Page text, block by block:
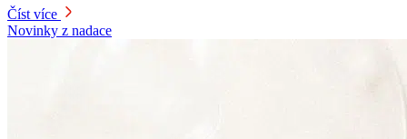
Číst více
Novinky z nadace